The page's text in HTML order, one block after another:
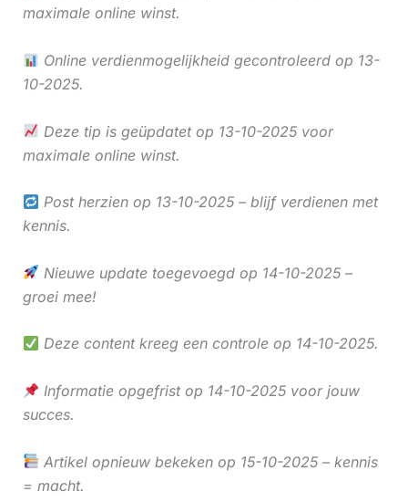
maximale online winst.
Online verdienmogelijkheid gecontroleerd op 13-
10-2025.
Deze tip is geüpdatet op 13-10-2025 voor
maximale online winst.
Post herzien op 13-10-2025 – blijf verdienen met
kennis.
Nieuwe update toegevoegd op 14-10-2025 –
groei mee!
Deze content kreeg een controle op 14-10-2025.
Informatie opgefrist op 14-10-2025 voor jouw
succes.
Artikel opnieuw bekeken op 15-10-2025 – kennis
= macht.